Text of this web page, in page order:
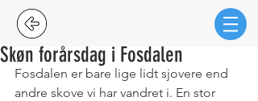
Skøn forårsdag i Fosdalen
Fosdalen er bare lige lidt sjovere end
andre skove vi har vandret i. En stor